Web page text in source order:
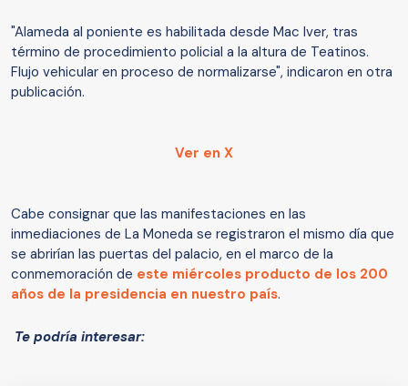
"Alameda al poniente es habilitada desde Mac Iver, tras
término de procedimiento policial a la altura de Teatinos.
Flujo vehicular en proceso de normalizarse", indicaron en otra
publicación.
Ver en X
Cabe consignar que las manifestaciones en las
inmediaciones de La Moneda se registraron el mismo día que
se abrirían las puertas del palacio, en el marco de la
conmemoración de este miércoles producto de los 200
años de la presidencia en nuestro país.
Te podría interesar: